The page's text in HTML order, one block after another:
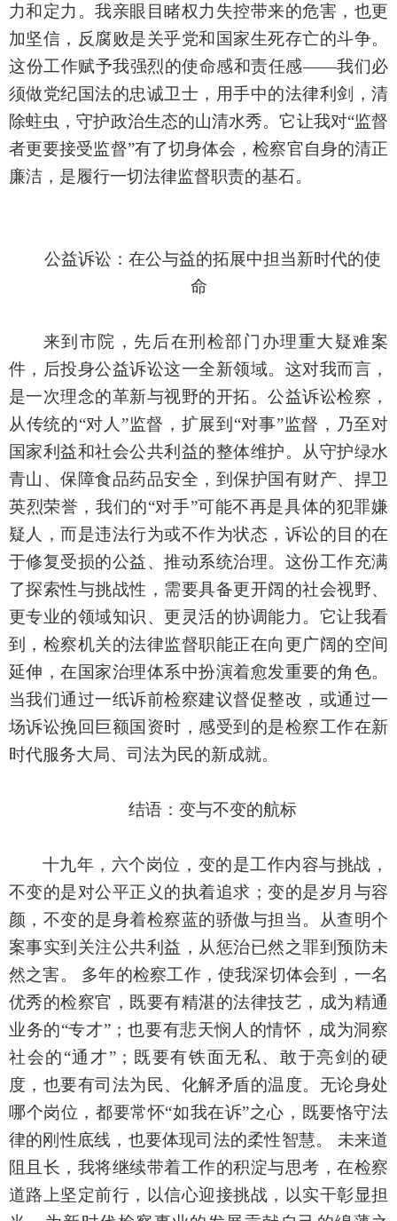
力和定力。我亲眼目睹权力失控带来的危害，也更
加坚信，反腐败是关乎党和国家生死存亡的斗争。
这份工作赋予我强烈的使命感和责任感——我们必
须做党纪国法的忠诚卫士，用手中的法律利剑，清
除蛀虫，守护政治生态的山清水秀。它让我对“监督
者更要接受监督”有了切身体会，检察官自身的清正
廉洁，是履行一切法律监督职责的基石。
公益诉讼：在公与益的拓展中担当新时代的使
命
来到市院，先后在刑检部门办理重大疑难案
件，后投身公益诉讼这一全新领域。这对我而言，
是一次理念的革新与视野的开拓。公益诉讼检察，
从传统的“对人”监督，扩展到“对事”监督，乃至对
国家利益和社会公共利益的整体维护。从守护绿水
青山、保障食品药品安全，到保护国有财产、捍卫
英烈荣誉，我们的“对手”可能不再是具体的犯罪嫌
疑人，而是违法行为或不作为状态，诉讼的目的在
于修复受损的公益、推动系统治理。这份工作充满
了探索性与挑战性，需要具备更开阔的社会视野、
更专业的领域知识、更灵活的协调能力。它让我看
到，检察机关的法律监督职能正在向更广阔的空间
延伸，在国家治理体系中扮演着愈发重要的角色。
当我们通过一纸诉前检察建议督促整改，或通过一
场诉讼挽回巨额国资时，感受到的是检察工作在新
时代服务大局、司法为民的新成就。
结语：变与不变的航标
十九年，六个岗位，变的是工作内容与挑战，
不变的是对公平正义的执着追求；变的是岁月与容
颜，不变的是身着检察蓝的骄傲与担当。从查明个
案事实到关注公共利益，从惩治已然之罪到预防未
然之害。
多年的检察工作，使我深切体会到，一名
优秀的检察官，既要有精湛的法律技艺，成为精通
业务的“专才”；也要有悲天悯人的情怀，成为洞察
社会的“通才”；既要有铁面无私、敢于亮剑的硬
度，也要有司法为民、化解矛盾的温度。无论身处
哪个岗位，都要常怀“如我在诉”之心，既要恪守法
律的刚性底线，也要体现司法的柔性智慧。 未来道
阻且长，我将继续带着工作的积淀与思考，在检察
道路上坚定前行，以信心迎接挑战，以实干彰显担